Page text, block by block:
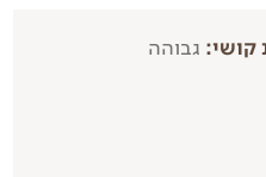
קושי: גבוהה